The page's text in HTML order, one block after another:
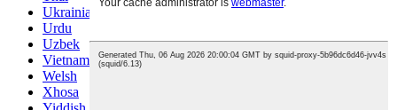
Ukrainian
Urdu
Uzbek
Vietnamese
Welsh
Xhosa